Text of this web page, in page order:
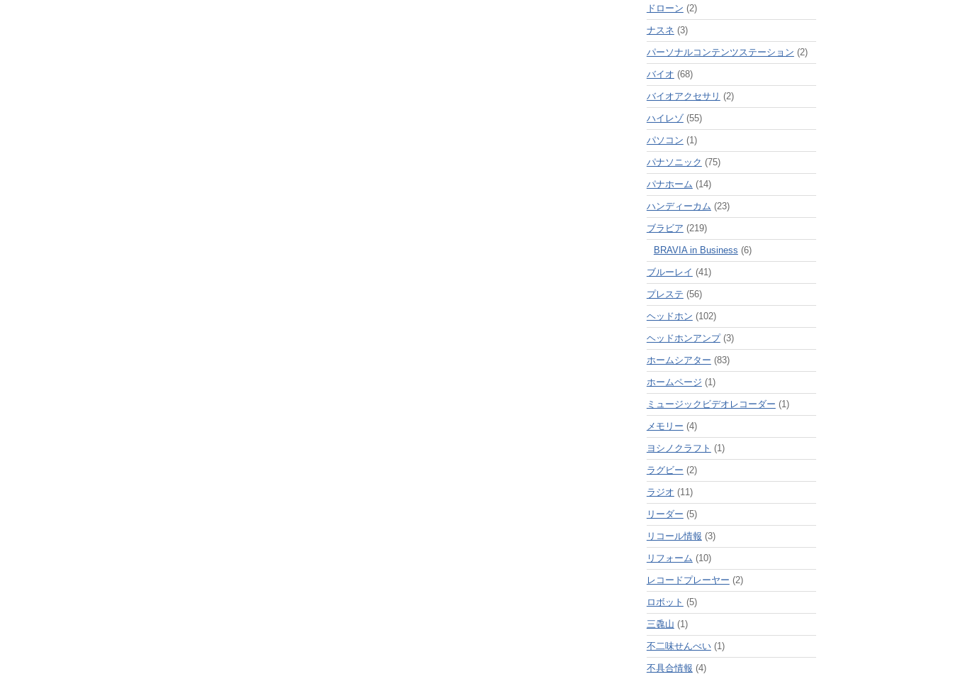
ドローン (2)
ナスネ (3)
パーソナルコンテンツステーション (2)
バイオ (68)
バイオアクセサリ (2)
ハイレゾ(55)
パソコン (1)
パナソニック (75)
パナホーム (14)
ハンディーカム (23)
ブラビア (219)
BRAVIA in Business (6)
ブルーレイ (41)
プレステ (56)
ヘッドホン (102)
ヘッドホンアンプ(3)
ホームシアター (83)
ホームページ (1)
ミュージックビデオレコーダー (1)
メモリー (4)
ヨシノクラフト (1)
ラグビー (2)
ラジオ (11)
リーダー (5)
リコール情報 (3)
リフォーム (10)
レコードプレーヤー (2)
ロボット (5)
三毳山 (1)
不二味せんべい(1)
不具合情報 (4)